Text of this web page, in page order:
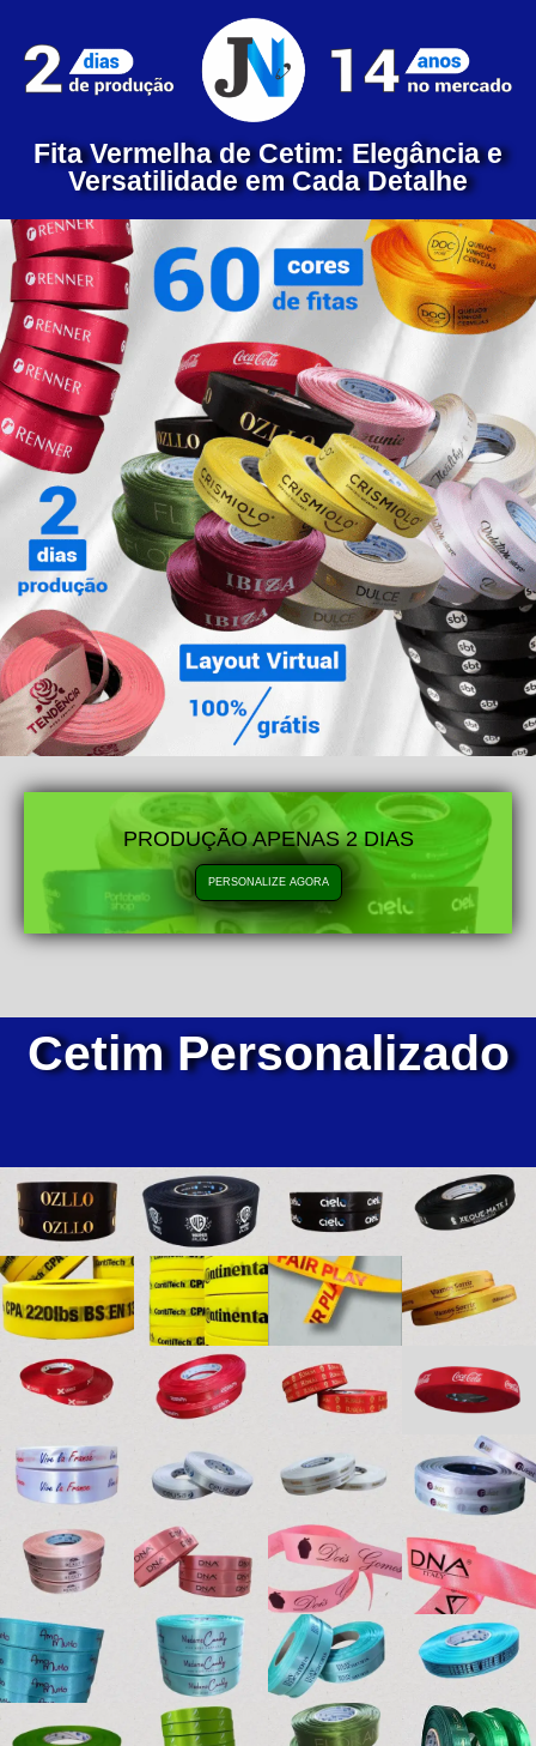
Fita Vermelha de Cetim: Elegância e
Versatilidade em Cada Detalhe
PRODUÇÃO APENAS 2 DIAS
PERSONALIZE AGORA
Cetim Personalizado